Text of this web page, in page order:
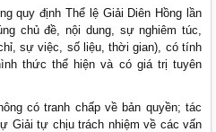
quy định Thể lệ Giải Diên Hồng lần
chủ đề, nội dung, sự nghiêm túc,
sự việc, số liệu, thời gian), có tính
thức thể hiện và có giá trị tuyên
có tranh chấp về bản quyền; tác
Giải tự chịu trách nhiệm về các vấn